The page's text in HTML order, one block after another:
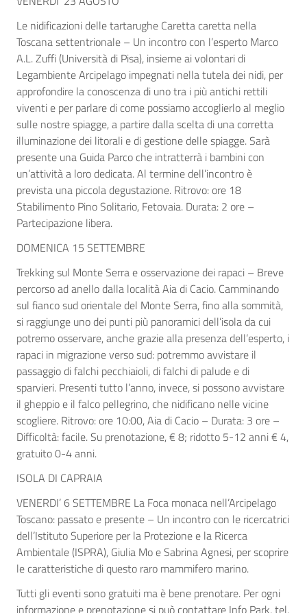
Le nidificazioni delle tartarughe Caretta caretta nella
Toscana settentrionale – Un incontro con l’esperto Marco
A.L. Zuffi (Università di Pisa), insieme ai volontari di
Legambiente Arcipelago impegnati nella tutela dei nidi, per
approfondire la conoscenza di uno tra i più antichi rettili
viventi e per parlare di come possiamo accoglierlo al meglio
sulle nostre spiagge, a partire dalla scelta di una corretta
illuminazione dei litorali e di gestione delle spiagge. Sarà
presente una Guida Parco che intratterrà i bambini con
un’attività a loro dedicata. Al termine dell’incontro è
prevista una piccola degustazione. Ritrovo: ore 18
Stabilimento Pino Solitario, Fetovaia. Durata: 2 ore –
Partecipazione libera.
DOMENICA 15 SETTEMBRE
Trekking sul Monte Serra e osservazione dei rapaci – Breve
percorso ad anello dalla località Aia di Cacio. Camminando
sul fianco sud orientale del Monte Serra, fino alla sommità,
si raggiunge uno dei punti più panoramici dell’isola da cui
potremo osservare, anche grazie alla presenza dell’esperto, i
rapaci in migrazione verso sud: potremmo avvistare il
passaggio di falchi pecchiaioli, di falchi di palude e di
sparvieri. Presenti tutto l’anno, invece, si possono avvistare
il gheppio e il falco pellegrino, che nidificano nelle vicine
scogliere. Ritrovo: ore 10:00, Aia di Cacio – Durata: 3 ore –
Difficoltà: facile. Su prenotazione, € 8; ridotto 5-12 anni € 4,
gratuito 0-4 anni.
ISOLA DI CAPRAIA
VENERDI’ 6 SETTEMBRE La Foca monaca nell’Arcipelago
Toscano: passato e presente – Un incontro con le ricercatrici
dell’Istituto Superiore per la Protezione e la Ricerca
Ambientale (ISPRA), Giulia Mo e Sabrina Agnesi, per scoprire
le caratteristiche di questo raro mammifero marino.
Tutti gli eventi sono gratuiti ma è bene prenotare. Per ogni
informazione e prenotazione si può contattare Info Park, tel.